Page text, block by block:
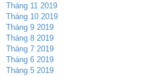
Tháng 11 2019
Tháng 10 2019
Tháng 9 2019
Tháng 8 2019
Tháng 7 2019
Tháng 6 2019
Tháng 5 2019